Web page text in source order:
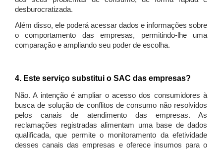
desburocratizada.
Além disso, ele poderá acessar dados e informações sobre
o comportamento das empresas, permitindo-lhe uma
comparação e ampliando seu poder de escolha.
4. Este serviço substitui o SAC das empresas?
Não. A intenção é ampliar o acesso dos consumidores à
busca de solução de conflitos de consumo não resolvidos
pelos canais de atendimento das empresas. As
reclamações registradas alimentam uma base de dados
qualificada, que permite o monitoramento da efetividade
desses canais das empresas e oferece insumos para o